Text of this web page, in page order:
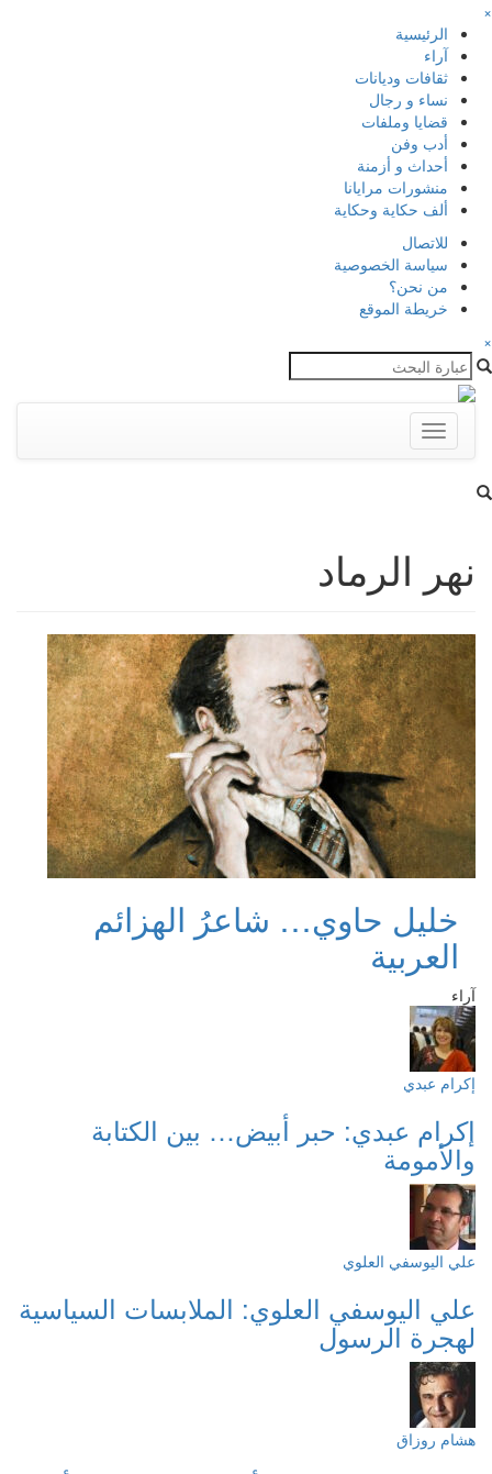
×
الرئيسية
آراء
ثقافات وديانات
نساء و رجال
قضايا وملفات
أدب وفن
أحداث و أزمنة
منشورات مرايانا
ألف حكاية وحكاية
للاتصال
سياسة الخصوصية
من نحن؟
خريطة الموقع
×
Toggle
navigation
نهر الرماد
خليل حاوي… شاعرُ الهزائم
العربية
آراء
إكرام عبدي
إكرام عبدي: حبر أبيض… بين الكتابة
والأمومة
علي اليوسفي العلوي
علي اليوسفي العلوي: الملابسات السياسية
لهجرة الرسول
هشام روزاق